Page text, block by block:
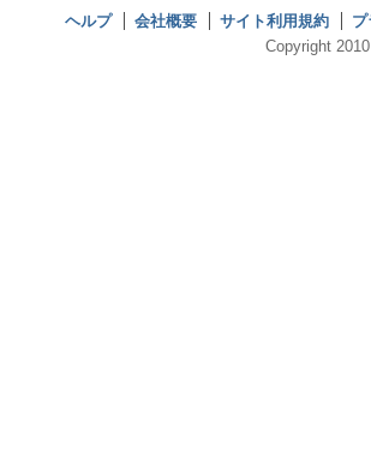
ヘルプ 会社概要 サイト利用規約
Copyright